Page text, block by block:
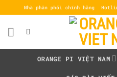
qua
nội
Nhà phân phối chính hãng
ORANGE PI VIỆT NAM